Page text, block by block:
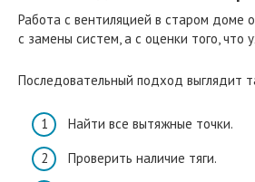
Работа с вентиляцией в старом доме
с замены систем, а с оценки того, что
Последовательный подход выглядит
Найти все вытяжные точки.
Проверить наличие тяги.